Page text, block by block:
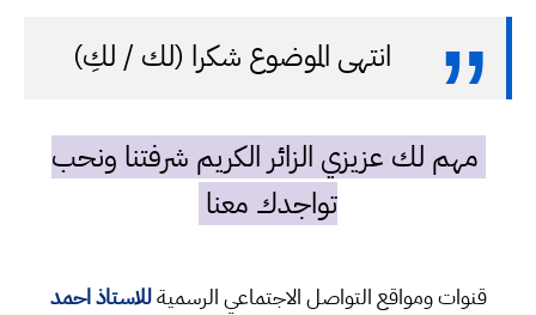
انتهى الموضوع شكرا (لك / لكِ)
مهم لك عزيزي الزائر الكريم شرفتنا ونحب
تواجدك معنا
قنوات ومواقع التواصل الاجتماعي الرسميةللاستاذ احمد